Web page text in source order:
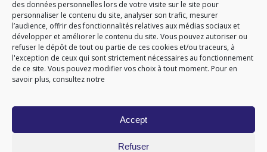
des données personnelles lors de votre visite sur le site pour
personnaliser le contenu du site, analyser son trafic, mesurer
l’audience, offrir des fonctionnalités relatives aux médias sociaux et
développer et améliorer le contenu du site. Vous pouvez autoriser ou
refuser le dépôt de tout ou partie de ces cookies et/ou traceurs, à
l'exception de ceux qui sont strictement nécessaires au fonctionnement
de ce site. Vous pouvez modifier vos choix à tout moment. Pour en
savoir plus, consultez notre
Accept
Refuser
45 route de Verdun
57180 TERVILLE
FRANCE
Tél. +33 (0)3 82 86 92 13
© 2026